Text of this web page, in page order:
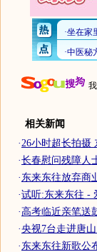
相关新闻
·26小时超长拍摄
·长春慰问残障人
·东来东往放弃商
·试听:东来东往 -
·高考临近亲笔送
·央视7台走进唐
·东来东往新歌公